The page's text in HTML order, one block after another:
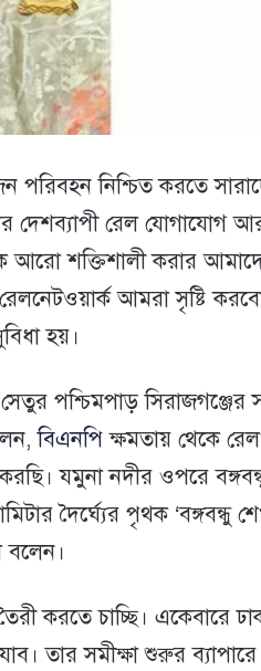
পরিবহন নিশ্চিত করতে
দেশব্যাপী রেল যোগাযোগ
আরো শক্তিশালী করার
আমরা সৃষ্টি
হয়।
পশ্চিমপাড় সিরাজগঞ্জের
বিএনপি ক্ষমতায় থেকে
যমুনা নদীর ওপরে
দৈর্ঘ্যের পৃথক ‘বঙ্গবন্ধু
বলেন।
করতে চাচ্ছি। একেবারে
তার সমীক্ষা শুরুর